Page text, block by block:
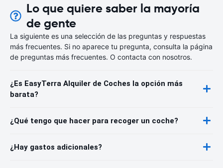
Lo que quiere saber la mayoría
de gente
La siguiente es una selección de las preguntas y respuestas
más frecuentes. Si no aparece tu pregunta, consulta la página
de preguntas más frecuentes. O contacta con nosotros.
¿Es EasyTerra Alquiler de Coches la opción más
barata?
¿Qué tengo que hacer para recoger un coche?
¿Hay gastos adicionales?